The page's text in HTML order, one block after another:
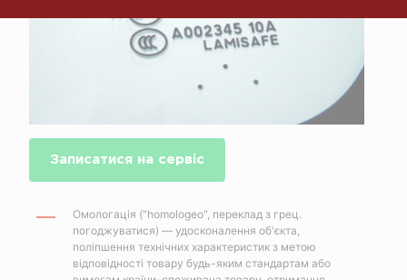
Записатися на сервіс
Омологація ("homologeo", переклад з грец.
погоджуватися) — удосконалення об'єкта,
поліпшення технічних характеристик з метою
відповідності товару будь-яким стандартам або